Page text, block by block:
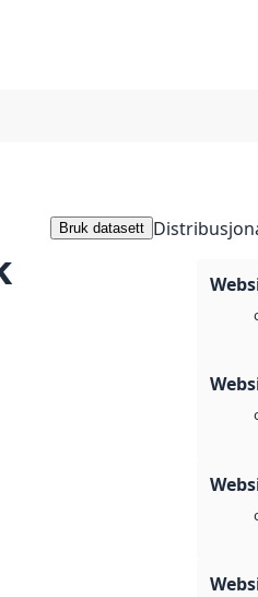
Bruk datasett